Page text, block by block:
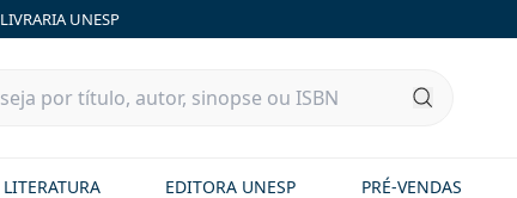
LIVRARIA UNESP
LITERATURA EDITORA UNESP PRÉ-VENDAS